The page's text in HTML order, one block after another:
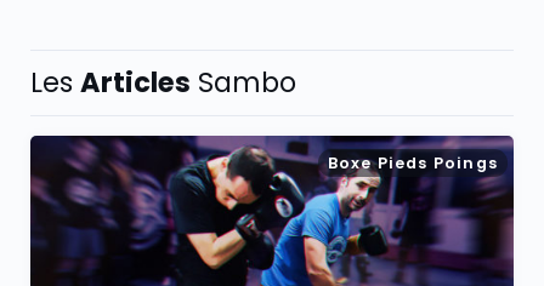
Les Articles Sambo
Boxe Pieds Poings